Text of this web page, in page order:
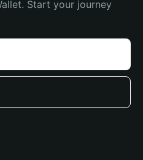
Start your journey